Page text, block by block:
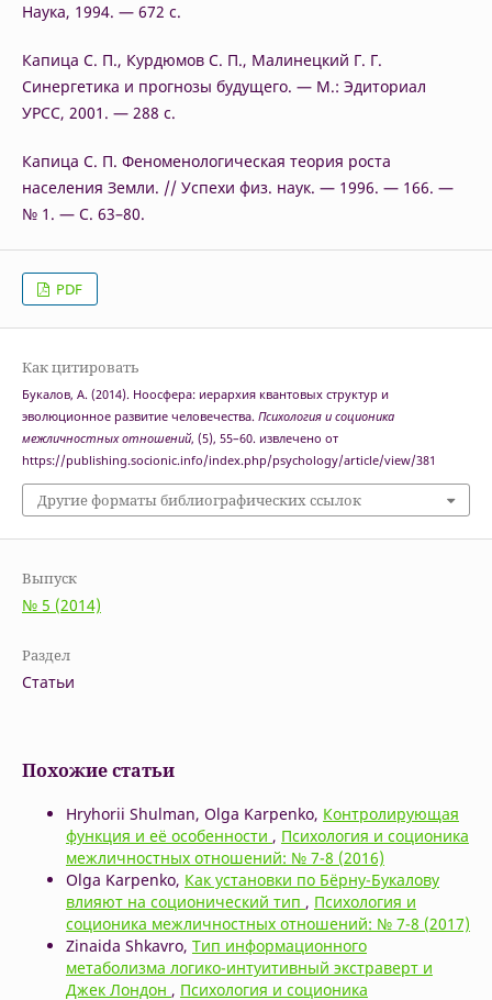
Наука, 1994. — 672 с.
Капица С. П., Курдюмов С. П., Малинецкий Г. Г.
Синергетика и прогнозы будущего. — М.: Эдиториал
УРСС, 2001. — 288 с.
Капица С. П. Феноменологическая теория роста
населения Земли. // Успехи физ. наук. — 1996. — 166. —
№ 1. — С. 63–80.
PDF
Как цитировать
Букалов, А. (2014). Ноосфера: иерархия квантовых структур и
эволюционное развитие человечества. Психология и соционика
межличностных отношений, (5), 55–60. извлечено от
https://publishing.socionic.info/index.php/psychology/article/view/381
Другие форматы библиографических ссылок
Выпуск
№ 5 (2014)
Раздел
Статьи
Похожие статьи
Hryhorii Shulman, Olga Karpenko, Контролирующая
функция и её особенности , Психология и соционика
межличностных отношений: № 7-8 (2016)
Olga Karpenko, Как установки по Бёрну-Букалову
влияют на соционический тип , Психология и
соционика межличностных отношений: № 7-8 (2017)
Zinaida Shkavro, Тип информационного
метаболизма логико-интуитивный экстраверт и
Джек Лондон , Психология и соционика